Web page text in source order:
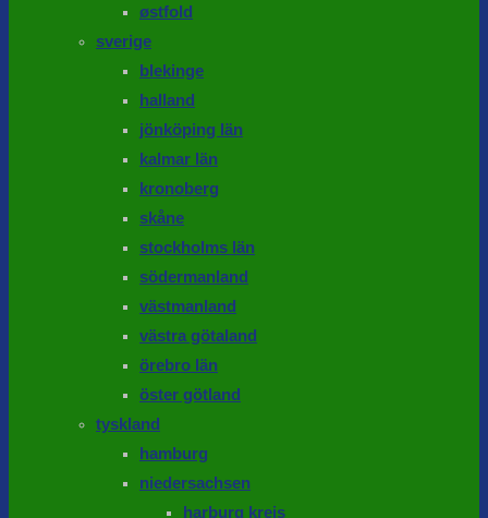
østfold
sverige
blekinge
halland
jönköping län
kalmar län
kronoberg
skåne
stockholms län
södermanland
västmanland
västra götaland
örebro län
öster götland
tyskland
hamburg
niedersachsen
harburg kreis